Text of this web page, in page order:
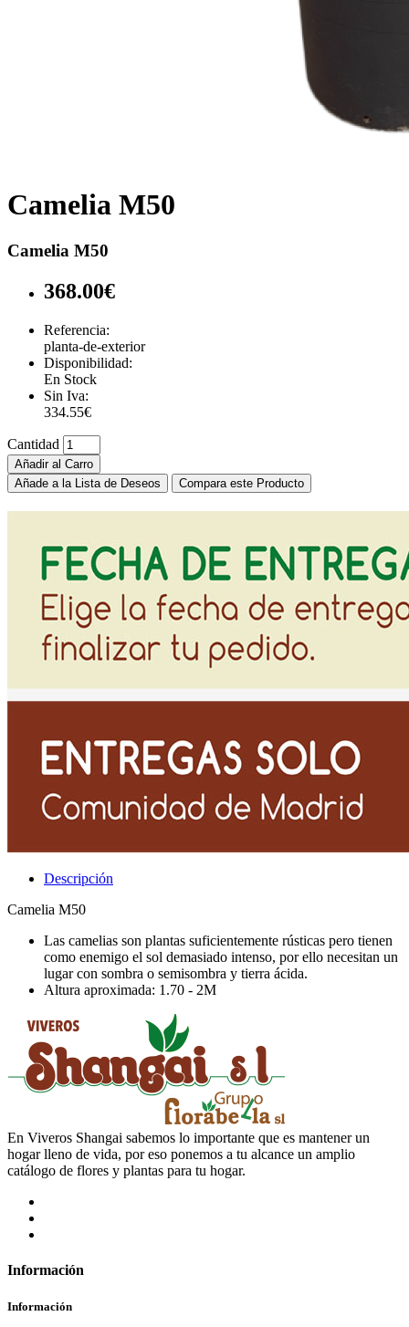
Camelia M50
Camelia M50
368.00€
Referencia:
planta-de-exterior
Disponibilidad:
En Stock
Sin Iva:
334.55€
Cantidad
Añadir al Carro
Añade a la Lista de Deseos
Compara este Producto
Descripción
Camelia M50
Las camelias son plantas suficientemente rústicas pero tienen
como enemigo el sol demasiado intenso, por ello necesitan un
lugar con sombra o semisombra y tierra ácida.
Altura aproximada: 1.70 - 2M
En Viveros Shangai sabemos lo importante que es mantener un
hogar lleno de vida, por eso ponemos a tu alcance un amplio
catálogo de flores y plantas para tu hogar.
Información
Información